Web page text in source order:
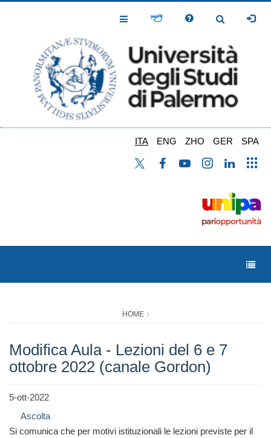
Toggle
Toggle
ITA ENG ZHO GER SPA
HOME
Modifica Aula - Lezioni del 6 e 7
ottobre 2022 (canale Gordon)
5-ott-2022
Ascolta
Si comunica che per motivi istituzionali le lezioni previste per il